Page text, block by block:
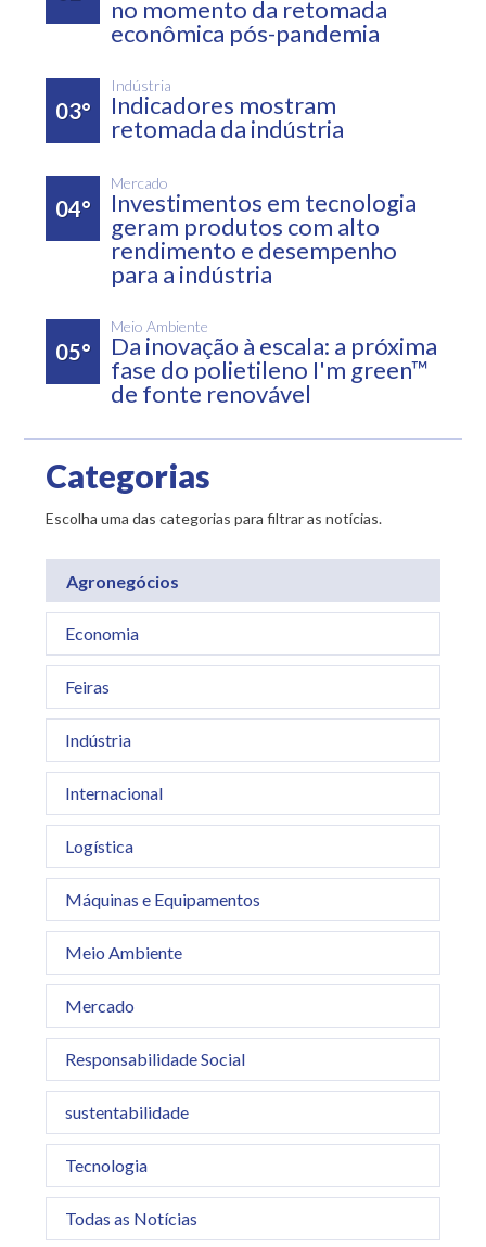
no momento da retomada
econômica pós-pandemia
03°
Indústria
Indicadores mostram
retomada da indústria
04°
Mercado
Investimentos em tecnologia
geram produtos com alto
rendimento e desempenho
para a indústria
05°
Meio Ambiente
Da inovação à escala: a próxima
fase do polietileno I'm green™
de fonte renovável
Categorias
Escolha uma das categorias para filtrar as notícias.
Agronegócios
Economia
Feiras
Indústria
Internacional
Logística
Máquinas e Equipamentos
Meio Ambiente
Mercado
Responsabilidade Social
sustentabilidade
Tecnologia
Todas as Notícias